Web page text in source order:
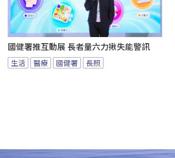
國健署推互動展 長者量六力揪失能警訊
生活 醫療 國健署 長照